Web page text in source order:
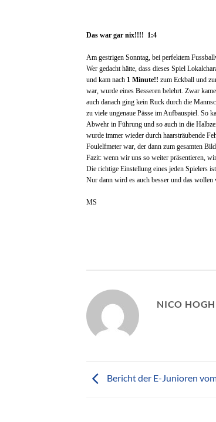
Das war gar nix!!!! 1:4
Am gestrigen Sonntag, bei perfektem
Wer gedacht hätte, dass dieses Spiel
und kam nach 1 Minute!! zum Eckball und
war, wurde eines Besseren belehrt. Zwar
auch danach ging kein Ruck durch die
zu viele ungenaue Pässe im Aufbauspiel. So
Abwehr in Führung und so auch in die
wurde immer wieder durch haarsträubende
Foulelfmeter war, der dann zum gesamten
Fazit: wenn wir uns so weiter präsentieren,
Die richtige Einstellung eines jeden Spielers
Nur dann wird es auch besser und das wollen
MS
NICO HOGH
Bericht der E-Junioren